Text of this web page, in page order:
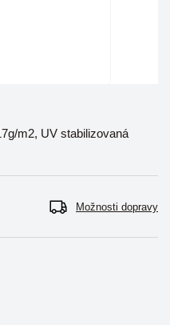
m2, UV stabilizovaná
Možnosti dopravy